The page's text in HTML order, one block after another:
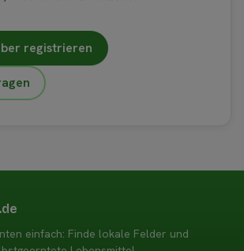
registrieren
einfach: Finde lokale Felder und